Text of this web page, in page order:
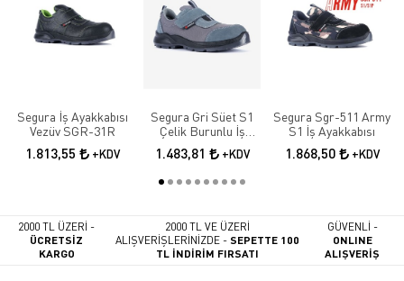
Segura İş Ayakkabısı
Vezüv SGR-31R
1.813,55 +KDV
Segura Gri Süet S1
Çelik Burunlu İş
Güvenlik Ayakkabısı
SGR-51
1.483,81 +KDV
Segura Sgr-511 Army
S1 İş Ayakkabısı
1.868,50 +KDV
2000 TL ÜZERİ -
ÜCRETSİZ
KARGO
2000 TL VE ÜZERİ
ALIŞVERİŞLERİNİZDE -SEPETTE 100
TL İNDİRİM FIRSATI
GÜVENLİ -
ONLINE
ALIŞVERİŞ